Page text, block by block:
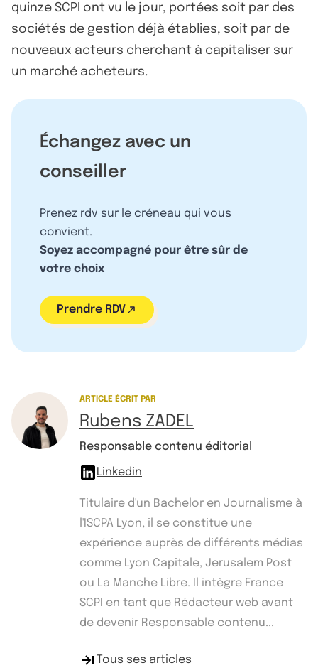
quinze SCPI ont vu le jour, portées soit par des
sociétés de gestion déjà établies, soit par de
nouveaux acteurs cherchant à capitaliser sur
un marché acheteurs.
Échangez avec un
conseiller
Prenez rdv sur le créneau qui vous
convient.
Soyez accompagné pour être sûr de
votre choix
Prendre RDV
ARTICLE ÉCRIT PAR
Rubens ZADEL
Responsable contenu éditorial
Linkedin
Titulaire d'un Bachelor en Journalisme à
l'ISCPA Lyon, il se constitue une
expérience auprès de différents médias
comme Lyon Capitale, Jerusalem Post
ou La Manche Libre. Il intègre France
SCPI en tant que Rédacteur web avant
de devenir Responsable contenu...
Tous ses articles